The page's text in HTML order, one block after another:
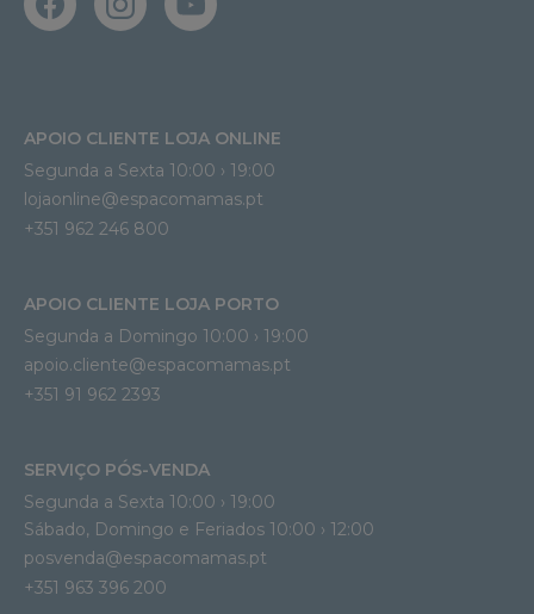
APOIO CLIENTE LOJA ONLINE
Segunda a Sexta 10:00 › 19:00
lojaonline@espacomamas.pt
+351 962 246 800
APOIO CLIENTE LOJA PORTO
Segunda a Domingo 10:00 › 19:00
apoio.cliente@espacomamas.pt
+351 91 962 2393
SERVIÇO PÓS-VENDA
Segunda a Sexta 10:00 › 19:00
Sábado, Domingo e Feriados 10:00 › 12:00
posvenda@espacomamas.pt
+351 963 396 200